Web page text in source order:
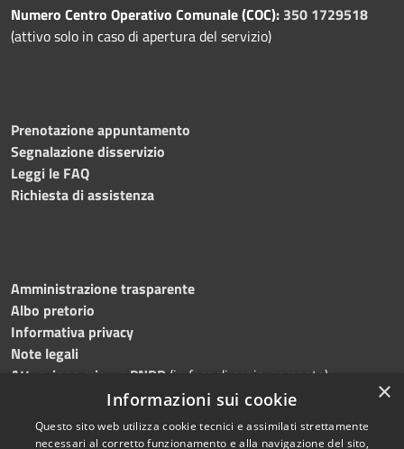
Numero Centro Operativo Comunale (COC): 350 1729518
(attivo solo in caso di apertura del servizio)
Prenotazione appuntamento
Segnalazione disservizio
Leggi le FAQ
Richiesta di assistenza
Amministrazione trasparente
Albo pretorio
Informativa privacy
Note legali
Attuazione misure PNRR (in fase di aggiornamento)
Dichiarazione di accessibilità
×
Informazioni sui cookie
Questo sito web utilizza cookie tecnici e assimilati strettamente
necessari al corretto funzionamento e alla navigazione del sito,